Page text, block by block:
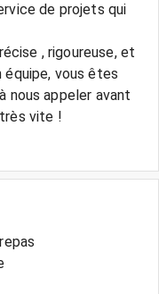
de projets qui
, rigoureuse, et
équipe, vous êtes
nous appeler avant
vite !